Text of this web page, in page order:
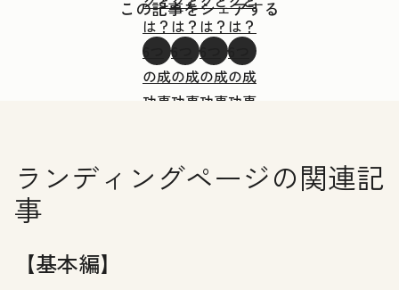
この記事をシェアする
は？
6つ
の成
功事
の手
は？
6つ
の成
功事
の手
は？
6つ
の成
功事
の手
は？
6つ
の成
功事
の手
ランディングページの関連記
事
【基本編】